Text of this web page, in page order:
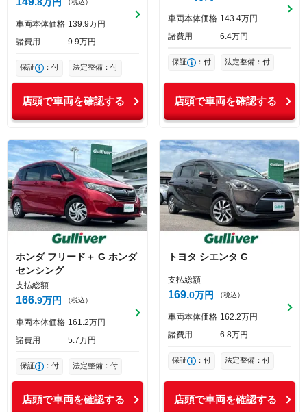
（税込）
車両本体価格 139 9万円
諸費用
9 9万円
保証 ：付 法定整備：付
店頭で車両を確認する
車両本体価格 143 4万円
諸費用
6 4万円
保証 ：付 法定整備：付
店頭で車両を確認する
ホンダ フリード＋ G ホンダ
センシング
支払総額
166 9万円 （税込）
車両本体価格 161 2万円
諸費用
5 7万円
保証 ：付 法定整備：付
店頭で車両を確認する
トヨタ シエンタ G
支払総額
169 0万円 （税込）
車両本体価格 162 2万円
諸費用
6 8万円
保証 ：付 法定整備：付
店頭で車両を確認する